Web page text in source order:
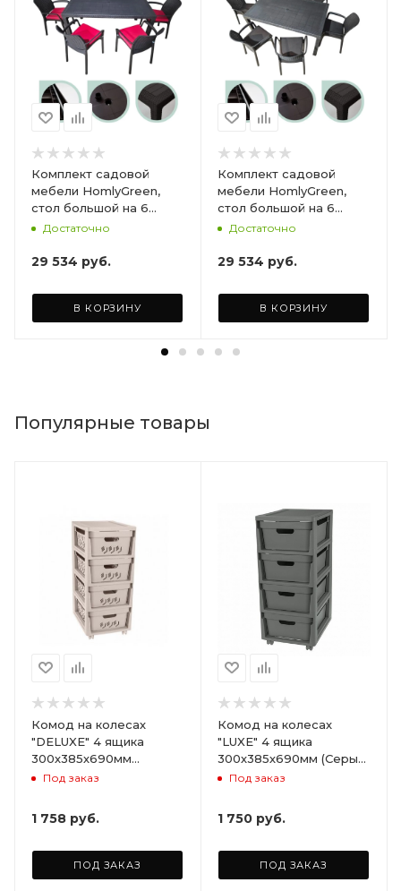
Комплект садовой
мебели HomlyGreen,
стол большой на 6
персон 153х79х70, 6
бордовыми подушками
Достаточно
29 534 руб.
В КОРЗИНУ
Комплект садовой
мебели HomlyGreen,
стол большой на 6
персон 153х79х70, 6
коричневыми
Достаточно
29 534 руб.
В КОРЗИНУ
Популярные товары
Комод на колесах
"DELUXE" 4 ящика
300х385х690мм
(Светло-бежевый)
Под заказ
1 758 руб.
ПОД ЗАКАЗ
Комод на колесах
"LUXE" 4 ящика
300х385х690мм (Серый)
ARD258086
Под заказ
1 750 руб.
ПОД ЗАКАЗ